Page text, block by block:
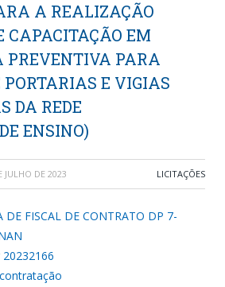
A REALIZAÇÃO
CAPACITAÇÃO EM
PREVENTIVA PARA
PORTARIAS E VIGIAS
DA REDE
ENSINO)
JULHO DE 2023 LICITAÇÕES
DE FISCAL DE CONTRATO DP 7-
20232166